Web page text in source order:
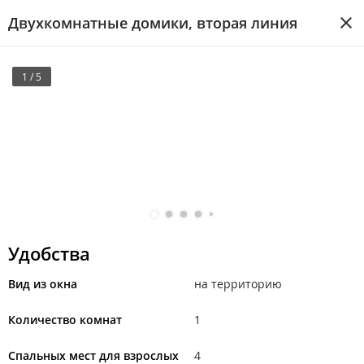
Двухкомнатные домики, вторая линия
1 / 5
Удобства
Вид из окна на территорию
Количество комнат 1
Спальных мест для взрослых 4